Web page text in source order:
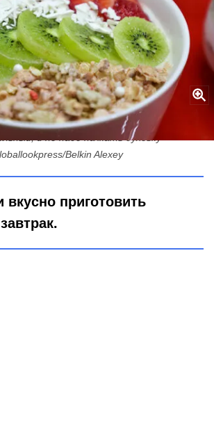
в микроволновке для ленивых: аромат
и не надо пачкать духовку
Belkin Alexey
вкусно приготовить